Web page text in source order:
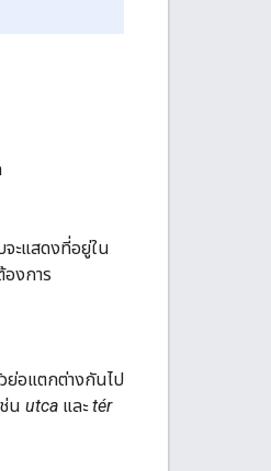
จะแสดงที่อยู่ใน
งการ
ย่อแตกต่างกันไป
น utca และtér